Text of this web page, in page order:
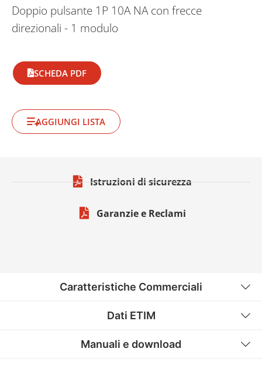
Doppio pulsante 1P 10A NA con frecce
direzionali - 1 modulo
SCHEDA PDF
AGGIUNGI LISTA
Istruzioni di sicurezza
Garanzie e Reclami
Caratteristiche Commerciali
Dati ETIM
Manuali e download